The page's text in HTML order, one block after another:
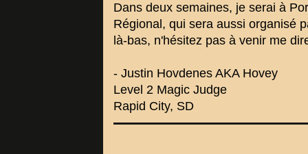
Dans deux semaines, je serai à
Régional, qui sera aussi organisé
là-bas, n'hésitez pas à venir me
- Justin Hovdenes AKA Hovey
Level 2 Magic Judge
Rapid City, SD